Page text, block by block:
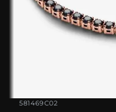
581469C02